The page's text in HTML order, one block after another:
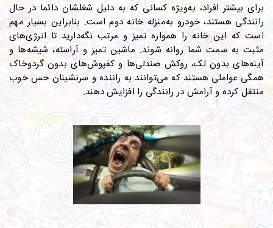
برای بیشتر افراد، به‌ویژه کسانی که به دلیل شغلشان دائما در حال
رانندگی هستند، خودرو به‌منزله خانه دوم است. بنابراین بسیار مهم
است که این خانه را همواره تمیز و مرتب نگه‌دارید تا انرژی‌های
مثبت به سمت شما روانه شوند. ماشین تمیز و آراسته، شیشه‌ها و
آینه‌های بدون لک، روکش صندلی‌ها و کفپوش‌های بدون گردوخاک
همگی عواملی هستند که می‌توانند به راننده و سرنشینان حس خوب
منتقل کرده و آرامش در رانندگی را افزایش دهند.